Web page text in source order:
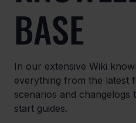
BASE
In our extensive Wiki
everything from the latest
scenarios and changelogs
start guides.